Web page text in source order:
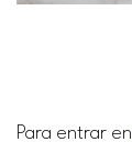
Para entrar en